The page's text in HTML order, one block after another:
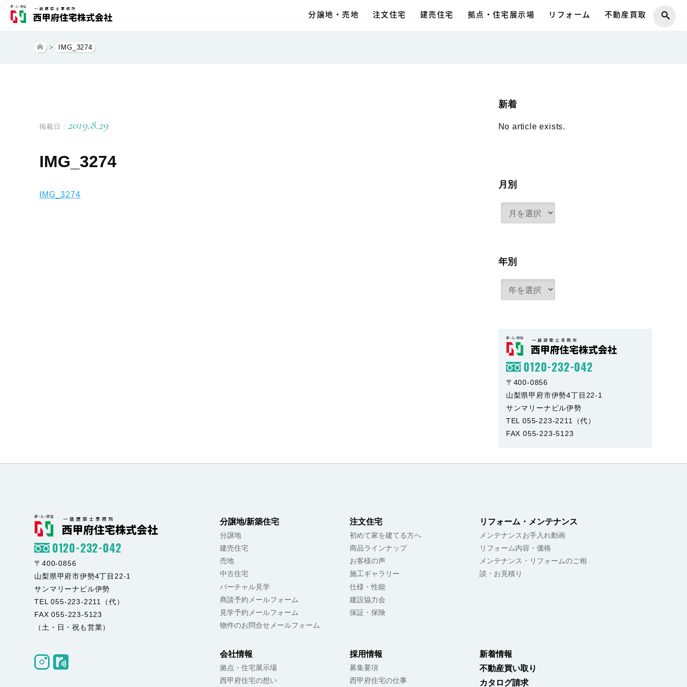
分譲地・売地 注文住宅 建売住宅 拠点・住宅展示場 リフォーム 不動産買取
> IMG_3274
掲載日： 2019.8.29
IMG_3274
IMG_3274
新着
No article exists.
月別
年別
0120-232-042
〒400-0856
山梨県甲府市伊勢4丁目22-1
サンマリーナビル伊勢
TEL 055-223-2211（代）
FAX 055-223-5123
分譲地/新築住宅
分譲地
建売住宅
売地
中古住宅
バーチャル見学
商談予約メールフォーム
見学予約メールフォーム
物件のお問合せメールフォーム
注文住宅
初めて家を建てる方へ
商品ラインナップ
お客様の声
施工ギャラリー
仕様・性能
建設協力会
保証・保険
リフォーム・メンテナンス
メンテナンスお手入れ動画
リフォーム内容・価格
メンテナンス・リフォームのご相
談・お見積り
会社情報
拠点・住宅展示場
西甲府住宅の想い
採用情報
募集要項
西甲府住宅の仕事
新着情報
不動産買い取り
カタログ請求
0120-232-042
〒400-0856
山梨県甲府市伊勢4丁目22-1
サンマリーナビル伊勢
TEL 055-223-2211（代）
FAX 055-223-5123
（土・日・祝も営業）